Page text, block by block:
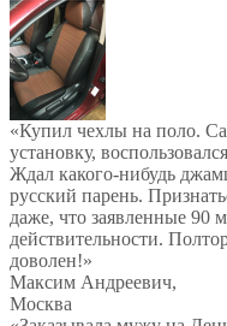
«Купил чехлы на поло.
установку,
Ждал какого-нибудь
русский парень.
даже, что заявленные 90
действительности.
доволен!»
Максим Андреевич,
Москва